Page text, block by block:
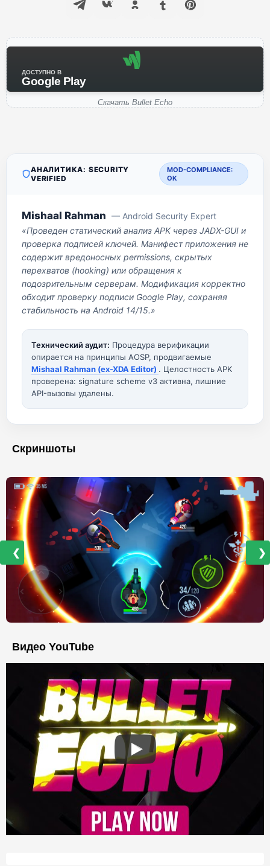
ДОСТУПНО В
Google Play
Скачать Bullet Echo
АНАЛИТИКА: SECURITY
VERIFIED
MOD-COMPLIANCE:
OK
Mishaal Rahman — Android Security Expert
«Проведен статический анализ APK через JADX-GUI и
проверка подписей ключей. Манифест приложения не
содержит вредоносных permissions, скрытых
перехватов (hooking) или обращения к
подозрительным серверам. Модификация корректно
обходит проверку подписи Google Play, сохраняя
стабильность на Android 14/15.»
Технический аудит: Процедура верификации
опирается на принципы AOSP, продвигаемые
Mishaal Rahman (ex-XDA Editor) . Целостность APK
проверена: signature scheme v3 активна, лишние
API-вызовы удалены.
Скриншоты
❮ ❯
Видео YouTube